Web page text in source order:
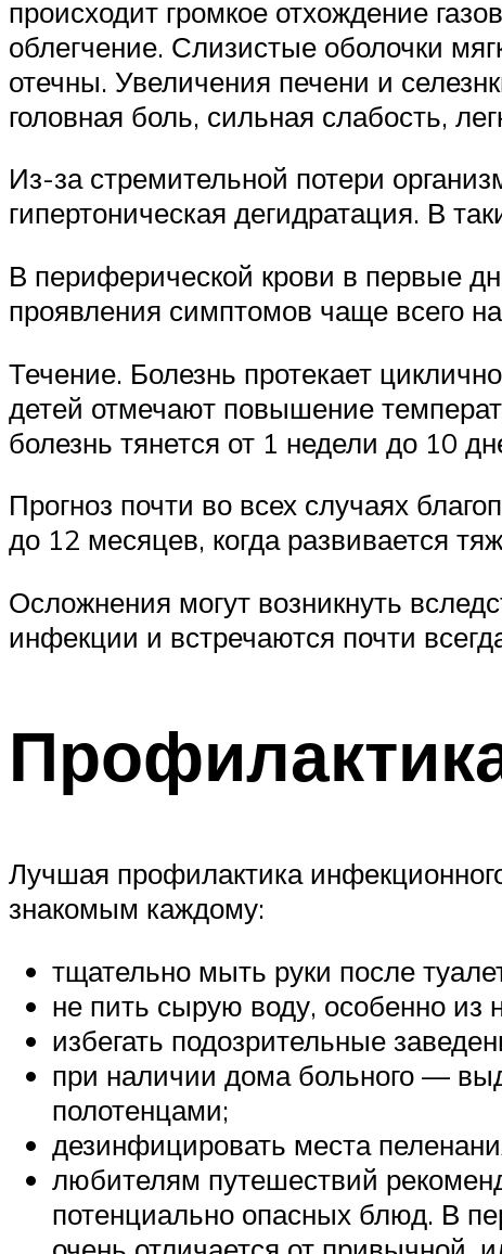
происходит громкое отхождение
облегчение. Слизистые оболочки
отечны. Увеличения печени и
головная боль, сильная слабость,
Из-за стремительной потери
гипертоническая дегидратация. В
В периферической крови в первые
проявления симптомов чаще всего
Течение. Болезнь протекает
детей отмечают повышение
болезнь тянется от 1 недели до 10
Прогноз почти во всех случаях
до 12 месяцев, когда развивается
Осложнения могут возникнуть
инфекции и встречаются почти
Лучшая профилактика
знакомым каждому:
тщательно мыть руки после
не пить сырую воду, особенно из
избегать подозрительные
при наличии дома больного —
полотенцами;
дезинфицировать места
любителям путешествий
потенциально опасных блюд. В